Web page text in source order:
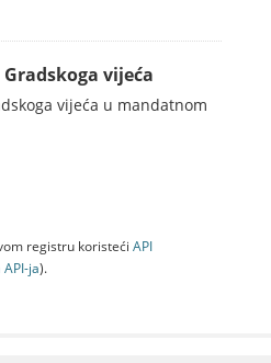
vijeća
vijeća u mandatnom
registru koristeći API
jа).